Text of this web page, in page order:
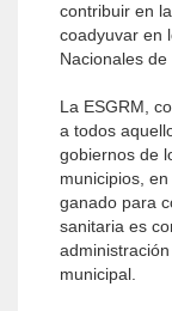
contribuir en
coadyuvar en
Nacionales de
La ESGRM,
a todos
gobiernos de
municipios,
ganado para
sanitaria es
municipal.